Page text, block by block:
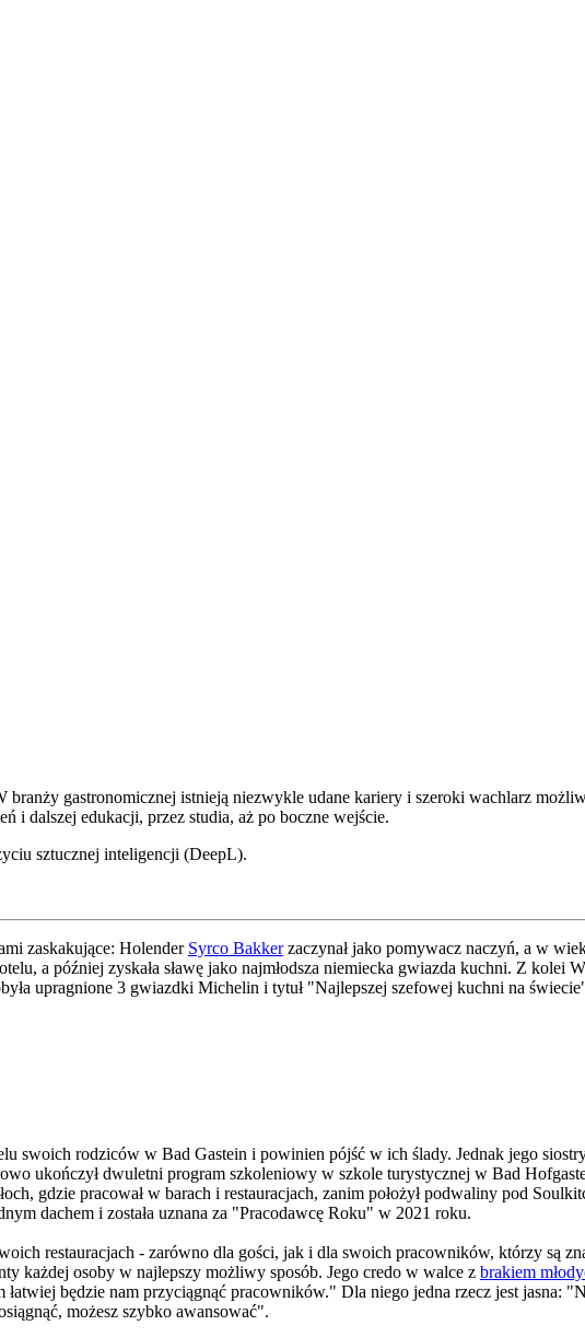
branży gastronomicznej istnieją niezwykle udane kariery i szeroki wachlarz
i dalszej edukacji, przez studia, aż po boczne wejście.
sztucznej inteligencji (DeepL).
zaskakujące: Holender Syrco Bakkerzaczynał jako pomywacz naczyń, a w
a później zyskała sławę jako najmłodsza niemiecka gwiazda kuchni. Z kolei
upragnione 3 gwiazdki Michelin i tytuł "Najlepszej szefowej kuchni na
swoich rodziców w Bad Gastein i powinien pójść w ich ślady. Jednak jego
ukończył dwuletni program szkoleniowy w szkole turystycznej w Bad
gdzie pracował w barach i restauracjach, zanim położył podwaliny pod
dachem i została uznana za "Pracodawcę Roku" w 2021 roku.
restauracjach - zarówno dla gości, jak i dla swoich pracowników, którzy są
każdej osoby w najlepszy możliwy sposób. Jego credo w walce z brakiem
będzie nam przyciągnąć pracowników." Dla niego jedna rzecz jest jasna:
możesz szybko awansować".